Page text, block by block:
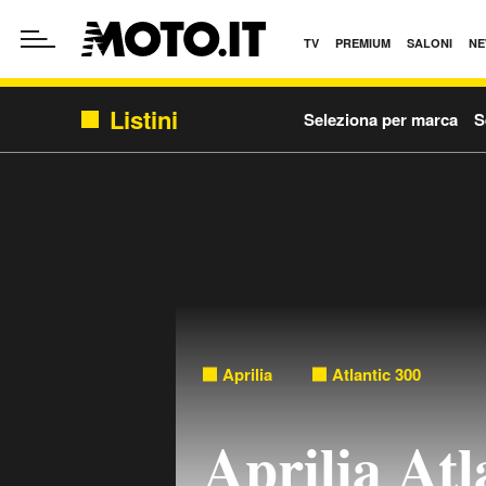
TV PREMIUM SALONI
Listini Seleziona per marca
Aprilia Atlantic 300
Aprilia